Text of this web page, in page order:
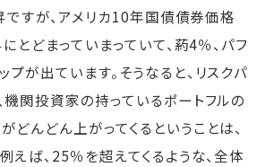
ですが、アメリカ10年国債債券価格
とどまっていまっていて、葯4％、パフ
プが出ています。そうなると、リスクパ
機関投資家の持っているポートフルの
どんどん上がってくるということは、
えば、25％を超えてくるような、全体